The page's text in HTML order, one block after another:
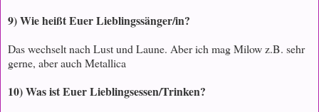
9) Wie heißt Euer Lieblingssänger/in?
Das wechselt nach Lust und Laune. Aber ich mag Milow z.B. sehr
gerne, aber auch Metallica
10) Was ist Euer Lieblingsessen/Trinken?